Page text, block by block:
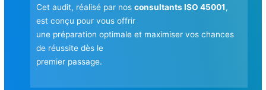
Cet audit, réalisé par nosconsultants ISO 45001,
est conçu pour vous offrir
une préparation optimale et maximiser vos chances
de réussite dès le
premier passage.